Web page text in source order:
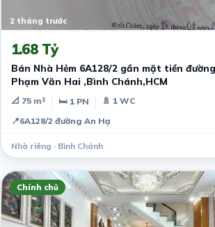
2 tháng trước
1.68 Tỷ
Bán Nhà Hẻm 6A128/2 gần mặt tiền
Phạm Văn Hai ,Bình Chánh,HCM
📐 75 m² 🛏 1 PN
🚿 1 WC
📍6A128/2 đường An Hạ
Nhà riêng · Bình Chánh
Chính chủ